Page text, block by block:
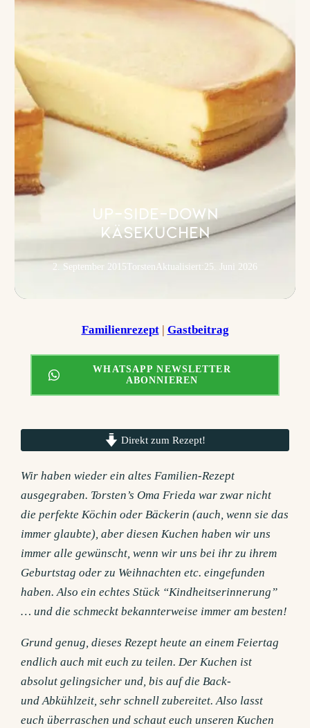
Up-Side-Down
Käsekuchen
2. September 2015 TorstenAktualisiert: 25. Juni 2026
Familienrezept | Gastbeitrag
WHATSAPP NEWSLETTER
ABONNIEREN
Direkt zum Rezept!
Wir haben wieder ein altes Familien-Rezept
ausgegraben. Torsten’s Oma Frieda war zwar nicht
die perfekte Köchin oder Bäckerin (auch, wenn sie das
immer glaubte), aber diesen Kuchen haben wir uns
immer alle gewünscht, wenn wir uns bei ihr zu ihrem
Geburtstag oder zu Weihnachten etc. eingefunden
haben. Also ein echtes Stück “Kindheitserinnerung”
… und die schmeckt bekannterweise immer am besten!
Grund genug, dieses Rezept heute an einem Feiertag
endlich auch mit euch zu teilen. Der Kuchen ist
absolut gelingsicher und, bis auf die Back-
und Abkühlzeit, sehr schnell zubereitet. Also lasst
euch überraschen und schaut euch unseren Kuchen